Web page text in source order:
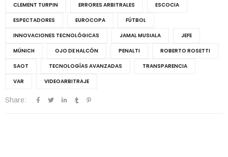
CLEMENT TURPIN
ERRORES ARBITRALES
ESCOCIA
ESPECTADORES
EUROCOPA
FÚTBOL
INNOVACIONES TECNOLÓGICAS
JAMAL MUSIALA
JEFE
MÚNICH
OJO DE HALCÓN PENALTI
ROBERTO ROSETTI
SAOT
TECNOLOGÍAS AVANZADAS
TRANSPARENCIA
VAR
VIDEOARBITRAJE
Share: